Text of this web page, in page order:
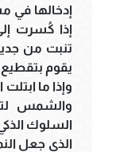
إدخالها في
إذا كُسرت
تنبت من
يقوم بتقطيع
وإذا ما
والشمس
السلوك
الذي جعل